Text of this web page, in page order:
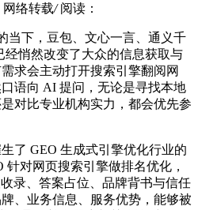
络转载/ 阅读：
当下，豆包、文心一言、通义千
经悄然改变了大众的信息获取与
求会主动打开搜索引擎翻阅网
语向 AI 提问，无论是寻找本地
对比专业机构实力，都会优先参
了 GEO 生成式引擎优化行业的
针对网页搜索引擎做排名优化，
录、答案占位、品牌背书与信任
、业务信息、服务优势，能够被